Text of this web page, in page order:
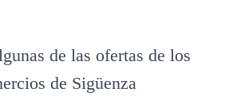
de las ofertas de los
de Sigüenza